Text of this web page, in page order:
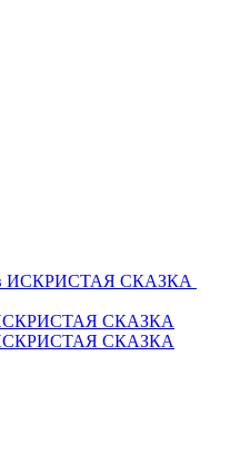
ИСКРИСТАЯ СКАЗКА
ИСКРИСТАЯ СКАЗКА